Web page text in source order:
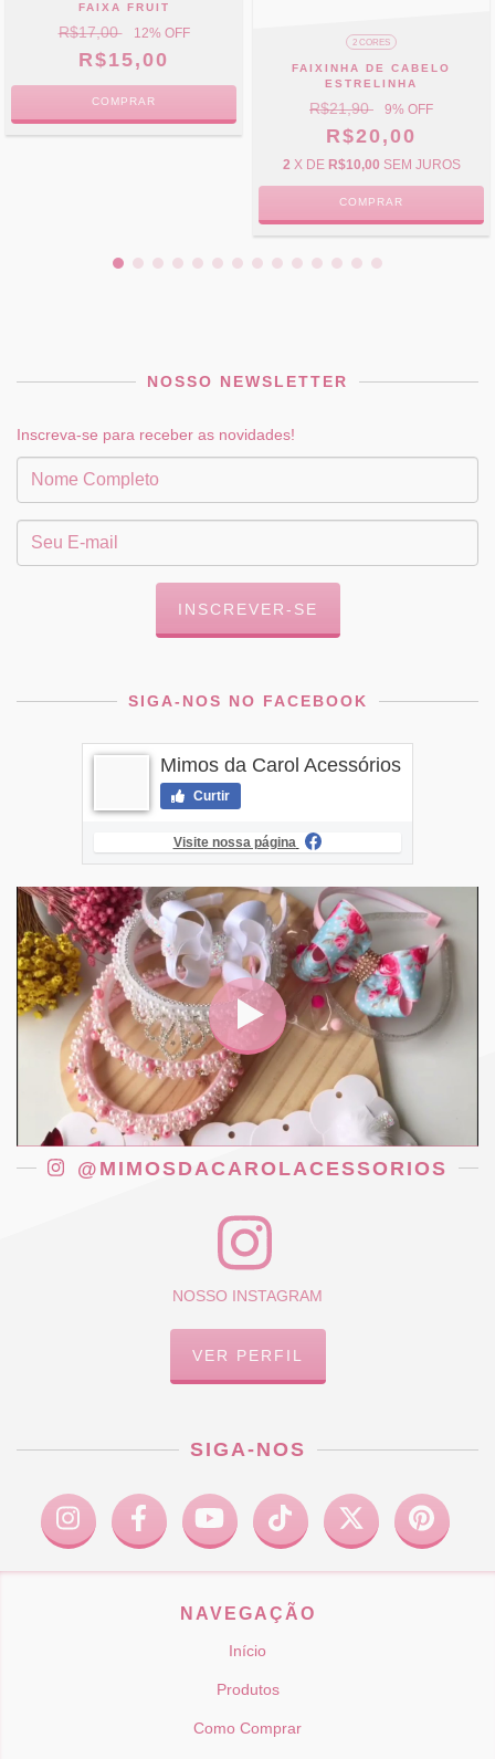
FAIXA FRUIT
R$17,00 12% OFF
R$15,00
COMPRAR
2 CORES
FAIXINHA DE CABELO
ESTRELINHA
R$21,90 9% OFF
R$20,00
2 X DE R$10,00 SEM JUROS
COMPRAR
NOSSO NEWSLETTER
Inscreva-se para receber as novidades!
SIGA-NOS NO FACEBOOK
Mimos da Carol Acessórios
Curtir
Visite nossa página
@MIMOSDACAROLACESSORIOS
NOSSO INSTAGRAM
VER PERFIL
SIGA-NOS
NAVEGAÇÃO
Início
Produtos
Como Comprar